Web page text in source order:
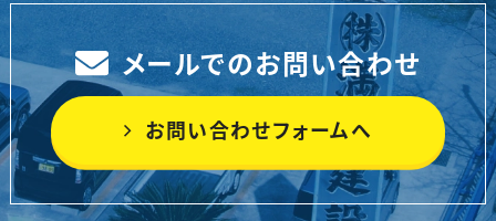
メールでのお問い合わせ
お問い合わせフォームへ